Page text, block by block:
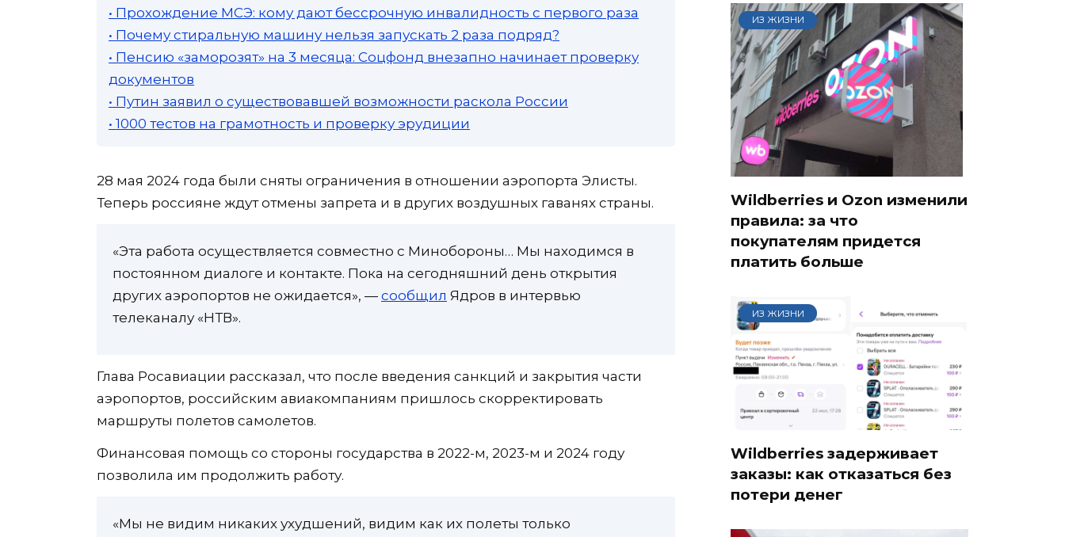
• Прохождение МСЭ: кому дают бессрочную инвалидность с первого раза
• Почему стиральную машину нельзя запускать 2 раза подряд?
• Пенсию «заморозят» на 3 месяца: Соцфонд внезапно начинает проверку
документов
• Путин заявил о существовавшей возможности раскола России
• 1000 тестов на грамотность и проверку эрудиции
28 мая 2024 года были сняты ограничения в отношении аэропорта Элисты.
Теперь россияне ждут отмены запрета и в других воздушных гаванях страны.
«Эта работа осуществляется совместно с Минобороны… Мы находимся в
постоянном диалоге и контакте. Пока на сегодняшний день открытия
других аэропортов не ожидается», — сообщил Ядров в интервью
телеканалу «НТВ».
Глава Росавиации рассказал, что после введения санкций и закрытия части
аэропортов, российским авиакомпаниям пришлось скорректировать
маршруты полетов самолетов.
Финансовая помощь со стороны государства в 2022-м, 2023-м и 2024 году
позволила им продолжить работу.
«Мы не видим никаких ухудшений, видим как их полеты только
ИЗ ЖИЗНИ
Wildberries и Ozon изменили
правила: за что
покупателям придется
платить больше
ИЗ ЖИЗНИ
Wildberries задерживает
заказы: как отказаться без
потери денег